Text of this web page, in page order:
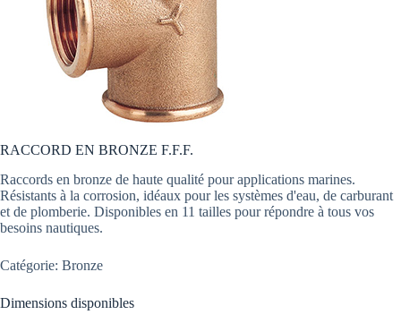
RACCORD EN BRONZE F.F.F.
Raccords en bronze de haute qualité pour applications marines.
Résistants à la corrosion, idéaux pour les systèmes d'eau, de carburant
et de plomberie. Disponibles en 11 tailles pour répondre à tous vos
besoins nautiques.
Catégorie: Bronze
Dimensions disponibles